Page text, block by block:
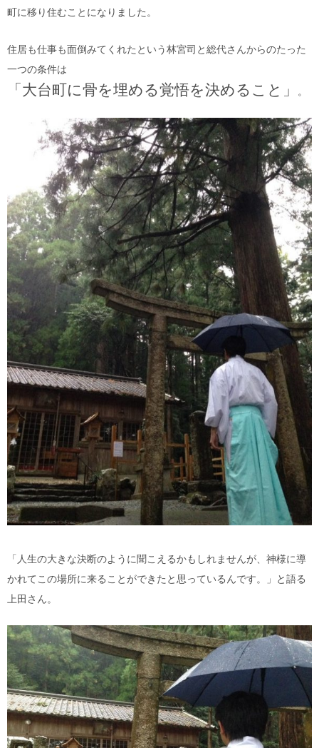
町に移り住むことになりました。
住居も仕事も面倒みてくれたという林宮司と総代さんからのたった
一つの条件は
「大台町に骨を埋める覚悟を決めること」 。
「人生の大きな決断のように聞こえるかもしれませんが、神様に導
かれてこの場所に来ることができたと思っているんです。」と語る
上田さん。